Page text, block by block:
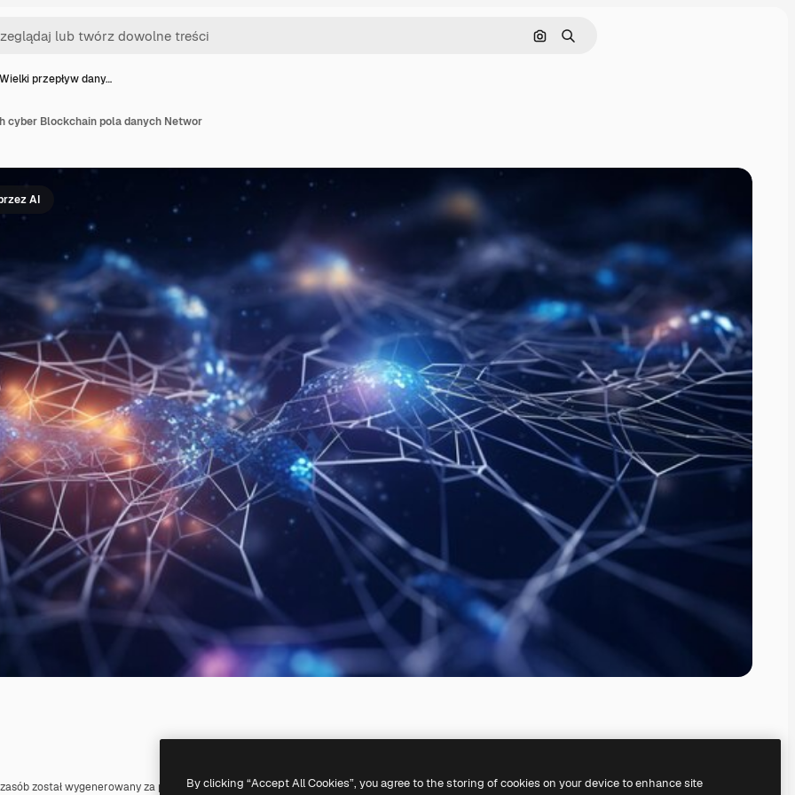
Szukaj według obrazu
Szukaj
Wielki przepływ dany…
AI
został wygenerowany za pomocą AI. Możesz stworzyć własne zasoby, korzystając z naszego generatora obrazów AI.
cyber Blockchain pola danych Networ
By clicking “Accept All Cookies”, you agree to the storing of cookies on your device to enhance site